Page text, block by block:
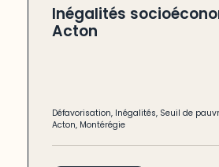
Inégalités
Acton
Défavorisation, Inégalités, Seuil de
Acton, Montérégie